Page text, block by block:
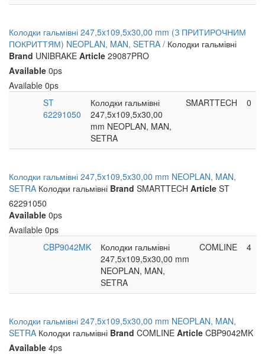
Колодки гальмівні 247,5x109,5x30,00 mm (З ПРИТИРОЧНИМ
ПОКРИТТЯМ) NEOPLAN, MAN, SETRA / Колодки гальмівні
Brand UNIBRAKE Article 29087PRO
Available 0ps
Available 0ps
ST
62291050
Колодки гальмівні
247,5x109,5x30,00
mm NEOPLAN, MAN,
SETRA
SMARTTECH 0
Колодки гальмівні 247,5x109,5x30,00 mm NEOPLAN, MAN,
SETRA Колодки гальмівні Brand SMARTTECH Article ST
62291050
Available 0ps
Available 0ps
CBP9042MK
Колодки гальмівні
247,5x109,5x30,00 mm
NEOPLAN, MAN,
SETRA
COMLINE 4
Колодки гальмівні 247,5x109,5x30,00 mm NEOPLAN, MAN,
SETRA Колодки гальмівні Brand COMLINE Article CBP9042MK
Available 4ps